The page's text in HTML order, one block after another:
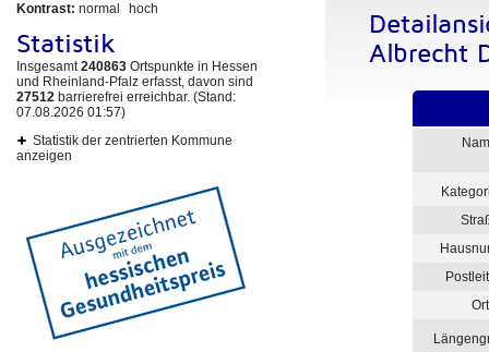
Kontrast: normal hoch
Statistik
Insgesamt240863 Ortspunkte in Hessen
und Rheinland-Pfalz erfasst, davon sind
27512 barrierefrei erreichbar. (Stand:
07.08.2026 01:57)
Statistik der zentrierten Kommune
anzeigen
Albrecht
Ort